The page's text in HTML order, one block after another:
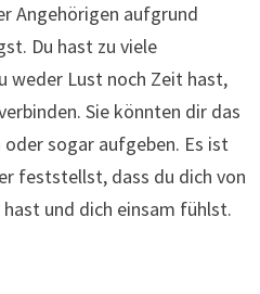
Angehörigen aufgrund
Du hast zu viele
weder Lust noch Zeit hast,
Sie könnten dir das
sogar aufgeben. Es ist
feststellst, dass du dich von
und dich einsam fühlst.